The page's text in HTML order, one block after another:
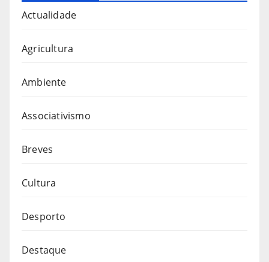
Actualidade
Agricultura
Ambiente
Associativismo
Breves
Cultura
Desporto
Destaque